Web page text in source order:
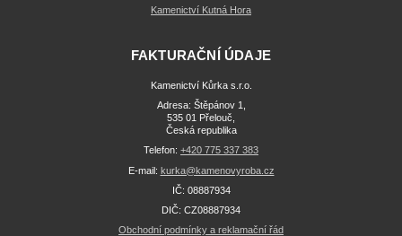
Kamenictví Kutná Hora
FAKTURAČNÍ ÚDAJE
Kamenictví Kůrka s.r.o.
Adresa: Štěpánov 1,
535 01 Přelouč,
Česká republika
Telefon: +420 775 337 383
E-mail: kurka@kamenovyroba.cz
IČ: 08887934
DIČ: CZ08887934
Obchodní podmínky a reklamační řád